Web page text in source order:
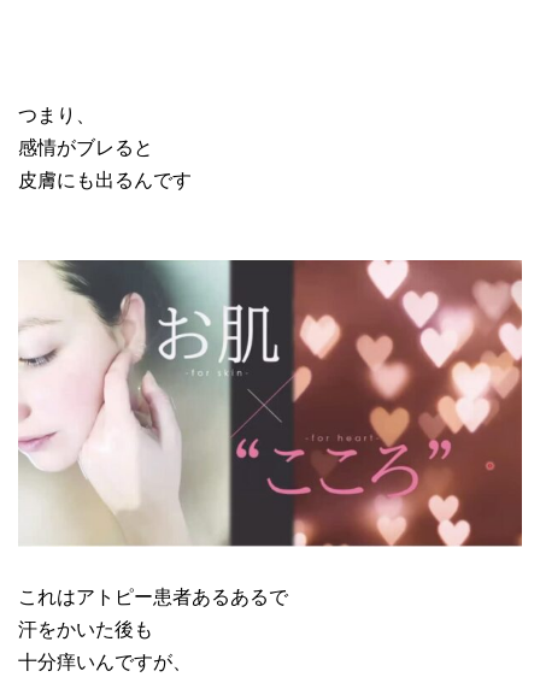
つまり、
感情がブレると
皮膚にも出るんです
これはアトピー患者あるあるで
汗をかいた後も
十分痒いんですが、